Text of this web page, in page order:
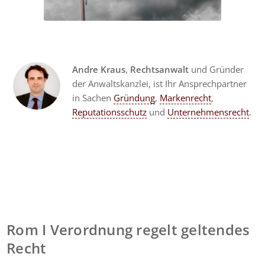
Andre Kraus, Rechtsanwalt und Gründer
der Anwaltskanzlei, ist Ihr Ansprechpartner
in Sachen Gründung, Markenrecht,
Reputationsschutzund Unternehmensrecht.
Rom I Verordnung regelt geltendes
Recht